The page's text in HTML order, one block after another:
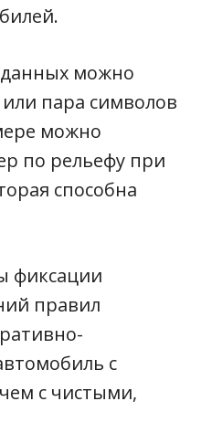
данных можно
пара символов
можно
по рельефу при
способна
фиксации
правил
с
с чистыми,